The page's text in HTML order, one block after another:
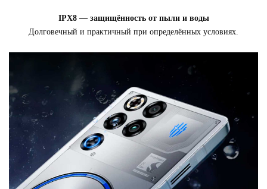
IPX8 — защищённость от пыли и воды
Долговечный и практичный при определённых условиях.